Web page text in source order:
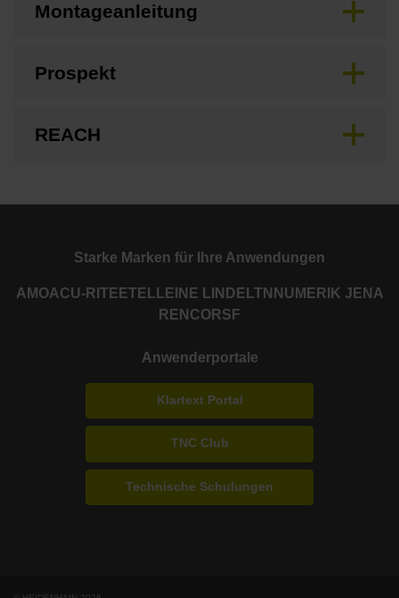
Montageanleitung
Prospekt
REACH
Starke Marken für Ihre Anwendungen
AMOACU-RITE ETEL LEINE LINDE LTN NUMERIK JENA
RENCORSF
Anwenderportale
Klartext Portal
TNC Club
Technische Schulungen